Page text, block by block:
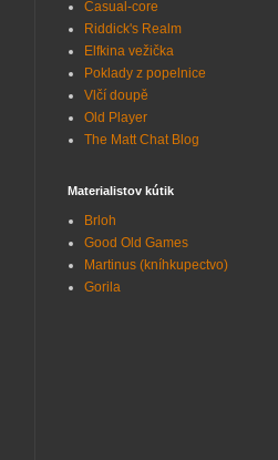
Casual-core
Riddick's Realm
Elfkina vežička
Poklady z popelnice
Vlčí doupě
Old Player
The Matt Chat Blog
Materialistov kútik
Brloh
Good Old Games
Martinus (kníhkupectvo)
Gorila